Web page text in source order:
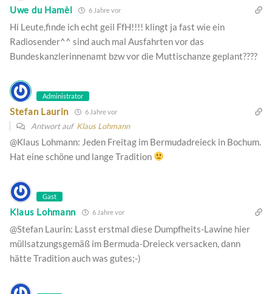
Uwe du Hamèl 6 Jahre vor
Hi Leute,finde ich echt geil FfH!!!! klingt ja fast wie ein
Radiosender^^ sind auch mal Ausfahrten vor das
Bundeskanzlerinnenamt bzw vor die Muttischanze geplant????
Administrator
Stefan Laurin 6 Jahre vor
Antwort auf Klaus Lohmann
@Klaus Lohmann: Jeden Freitag im Bermudadreieck in Bochum.
Hat eine schöne und lange Tradition
Gast
Klaus Lohmann 6 Jahre vor
@Stefan Laurin: Lasst erstmal diese Dumpfheits-Lawine hier
müllsatzungsgemäß im Bermuda-Dreieck versacken, dann
hätte Tradition auch was gutes;-)